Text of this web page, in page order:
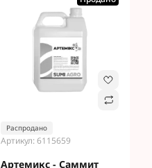
Распродано
Артикул: 6115659
Артемикс - Саммит